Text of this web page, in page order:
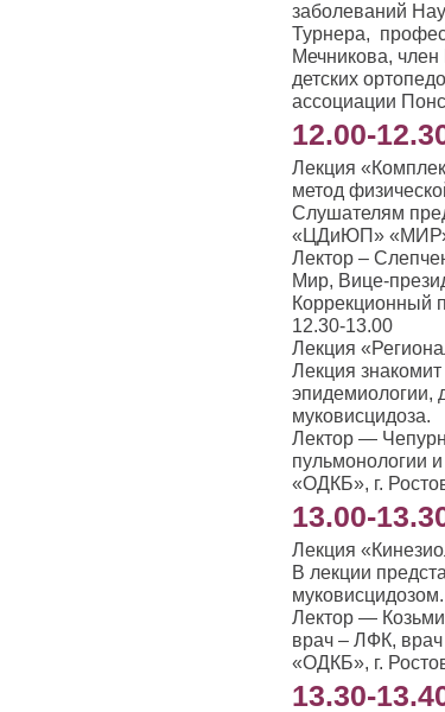
заболеваний
Турнера,
Мечникова,
детских
ассоциации
12.00-
Лекция
метод
Слушателям
«ЦДиЮП»
Лектор –
Мир, Вице-
Коррекционный
12.30-13.00
Лекция
Лекция
эпидемиологии,
муковисцидоза.
Лектор —
пульмонологии
«ОДКБ», г.
13.00-
Лекция
В лекции
муковисцидозом.
Лектор —
врач – ЛФК,
«ОДКБ», г.
13.30-